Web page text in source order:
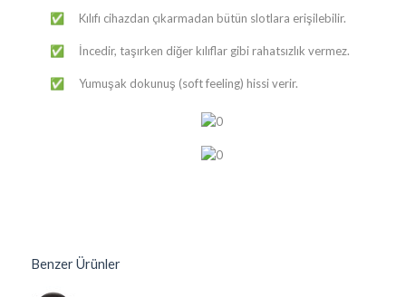
✅ Kılıfı cihazdan çıkarmadan bütün slotlara erişilebilir.
✅ İncedir, taşırken diğer kılıflar gibi rahatsızlık vermez.
✅ Yumuşak dokunuş (soft feeling) hissi verir.
Benzer Ürünler